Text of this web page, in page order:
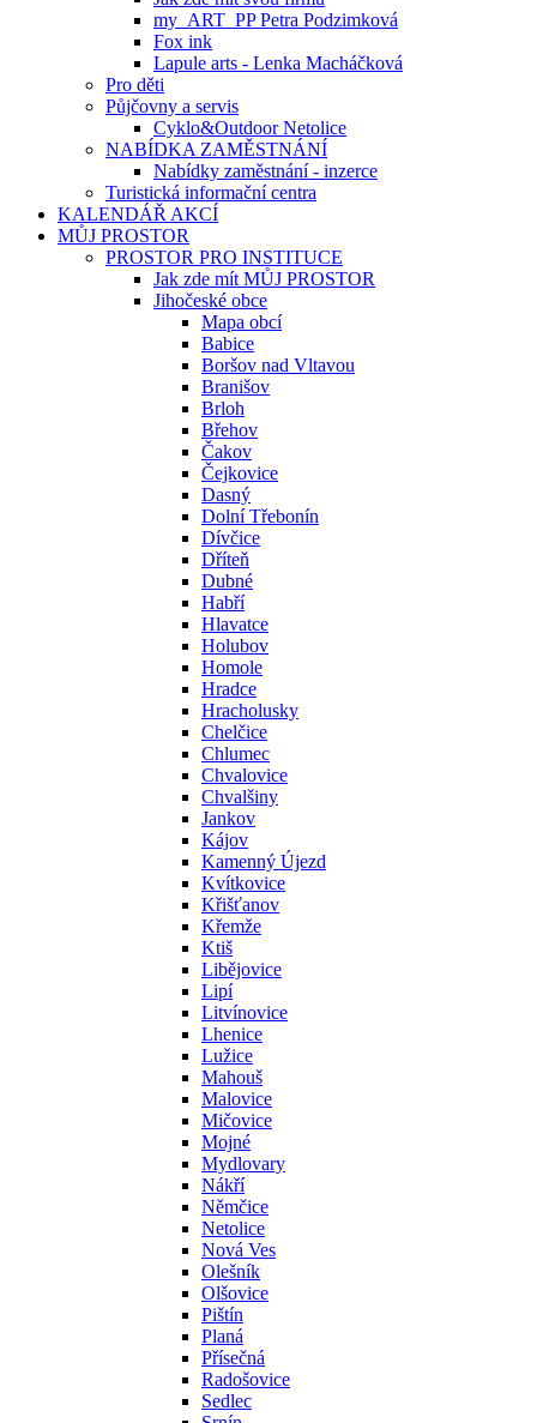
my_ART_PP Petra Podzimková
Fox ink
Lapule arts - Lenka Macháčková
Pro děti
Půjčovny a servis
Cyklo&Outdoor Netolice
NABÍDKA ZAMĚSTNÁNÍ
Nabídky zaměstnání - inzerce
Turistická informační centra
KALENDÁŘ AKCÍ
MŮJ PROSTOR
PROSTOR PRO INSTITUCE
Jak zde mít MŮJ PROSTOR
Jihočeské obce
Mapa obcí
Babice
Boršov nad Vltavou
Branišov
Brloh
Břehov
Čakov
Čejkovice
Dasný
Dolní Třebonín
Dívčice
Dříteň
Dubné
Habří
Hlavatce
Holubov
Homole
Hradce
Hracholusky
Chelčice
Chlumec
Chvalovice
Chvalšiny
Jankov
Kájov
Kamenný Újezd
Kvítkovice
Křišťanov
Křemže
Ktiš
Libějovice
Lipí
Litvínovice
Lhenice
Lužice
Mahouš
Malovice
Mičovice
Mojné
Mydlovary
Nákří
Němčice
Netolice
Nová Ves
Olešník
Olšovice
Pištín
Planá
Přísečná
Radošovice
Sedlec